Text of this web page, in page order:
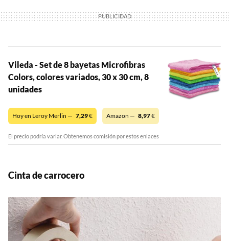
Vileda - Set de 8 bayetas Microfibras
Colors, colores variados, 30 x 30 cm, 8
unidades
Hoy en Leroy Merlin — 7,29€ Amazon — 8,97€
El precio podría variar. Obtenemos comisión por estos enlaces
Cinta de carrocero